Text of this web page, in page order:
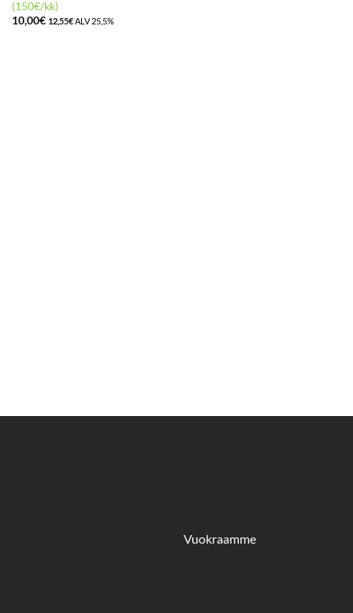
(150€/kk)
10,00€ 12,55€ALV 25,5%
Vuokraamme